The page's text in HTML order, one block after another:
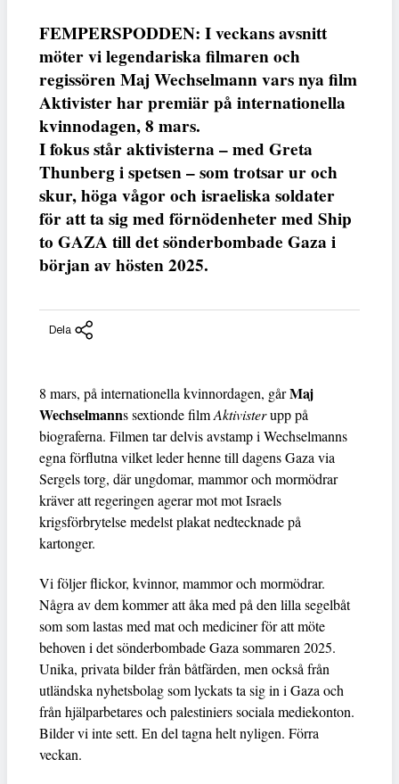
FEMPERSPODDEN: I veckans avsnitt
möter vi legendariska filmaren och
regissören Maj Wechselmann vars nya film
Aktivister har premiär på internationella
kvinnodagen, 8 mars.
I fokus står aktivisterna – med Greta
Thunberg i spetsen – som trotsar ur och
skur, höga vågor och israeliska soldater
för att ta sig med förnödenheter med Ship
to GAZA till det sönderbombade Gaza i
början av hösten 2025.
Dela
8 mars, på internationella kvinnordagen, gårMaj
Wechselmanns sextionde filmAktivisterupp på
biograferna. Filmen tar delvis avstamp i Wechselmanns
egna förflutna vilket leder henne till dagens Gaza via
Sergels torg, där ungdomar, mammor och mormödrar
kräver att regeringen agerar mot mot Israels
krigsförbrytelse medelst plakat nedtecknade på
kartonger.
Vi följer flickor, kvinnor, mammor och mormödrar.
Några av dem kommer att åka med på den lilla segelbåt
som som lastas med mat och mediciner för att möte
behoven i det sönderbombade Gaza sommaren 2025.
Unika, privata bilder från båtfärden, men också från
utländska nyhetsbolag som lyckats ta sig in i Gaza och
från hjälparbetares och palestiniers sociala mediekonton.
Bilder vi inte sett. En del tagna helt nyligen. Förra
veckan.